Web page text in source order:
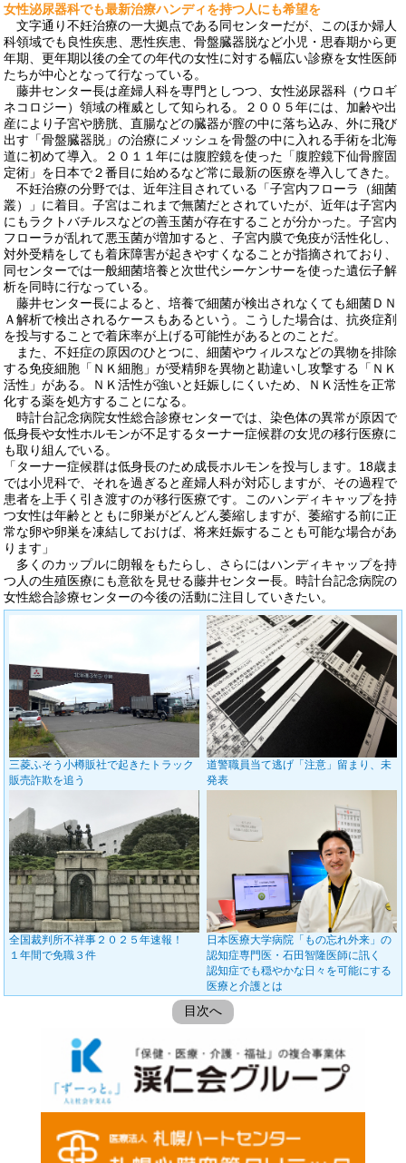
女性泌尿器科でも最新治療ハンディを持つ人にも希望を
文字通り不妊治療の一大拠点である同センターだが、このほか婦人
科領域でも良性疾患、悪性疾患、骨盤臓器脱など小児・思春期から更
年期、更年期以後の全ての年代の女性に対する幅広い診療を女性医師
たちが中心となって行なっている。
藤井センター長は産婦人科を専門としつつ、女性泌尿器科（ウロギ
ネコロジー）領域の権威として知られる。２００５年には、加齢や出
産により子宮や膀胱、直腸などの臓器が膣の中に落ち込み、外に飛び
出す「骨盤臓器脱」の治療にメッシュを骨盤の中に入れる手術を北海
道に初めて導入。２０１１年には腹腔鏡を使った「腹腔鏡下仙骨膣固
定術」を日本で２番目に始めるなど常に最新の医療を導入してきた。
不妊治療の分野では、近年注目されている「子宮内フローラ（細菌
叢）」に着目。子宮はこれまで無菌だとされていたが、近年は子宮内
にもラクトバチルスなどの善玉菌が存在することが分かった。子宮内
フローラが乱れて悪玉菌が増加すると、子宮内膜で免疫が活性化し、
対外受精をしても着床障害が起きやすくなることが指摘されており、
同センターでは一般細菌培養と次世代シーケンサーを使った遺伝子解
析を同時に行なっている。
藤井センター長によると、培養で細菌が検出されなくても細菌ＤＮ
Ａ解析で検出されるケースもあるという。こうした場合は、抗炎症剤
を投与することで着床率が上げる可能性があるとのことだ。
また、不妊症の原因のひとつに、細菌やウィルスなどの異物を排除
する免疫細胞「ＮＫ細胞」が受精卵を異物と勘違いし攻撃する「ＮＫ
活性」がある。ＮＫ活性が強いと妊娠しにくいため、ＮＫ活性を正常
化する薬を処方することになる。
時計台記念病院女性総合診療センターでは、染色体の異常が原因で
低身長や女性ホルモンが不足するターナー症候群の女児の移行医療に
も取り組んでいる。
「ターナー症候群は低身長のため成長ホルモンを投与します。18歳ま
では小児科で、それを過ぎると産婦人科が対応しますが、その過程で
患者を上手く引き渡すのが移行医療です。このハンディキャップを持
つ女性は年齢とともに卵巣がどんどん萎縮しますが、萎縮する前に正
常な卵や卵巣を凍結しておけば、将来妊娠することも可能な場合があ
ります」
多くのカップルに朗報をもたらし、さらにはハンディキャップを持
つ人の生殖医療にも意欲を見せる藤井センター長。時計台記念病院の
女性総合診療センターの今後の活動に注目していきたい。
三菱ふそう小樽販社で起きたトラック
販売詐欺を追う
道警職員当て逃げ「注意」留まり、未
発表
全国裁判所不祥事２０２５年速報！
１年間で免職３件
日本医療大学病院「もの忘れ外来」の
認知症専門医・石田智隆医師に訊く
認知症でも穏やかな日々を可能にする
医療と介護とは
目次へ